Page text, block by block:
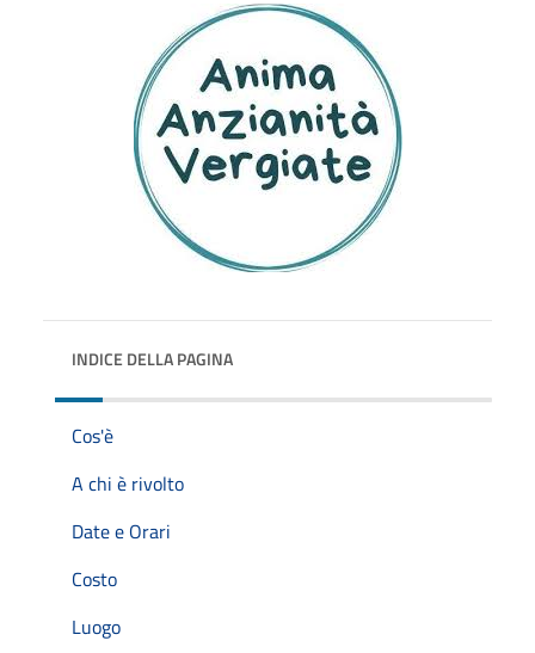
INDICE DELLA PAGINA
Cos'è
A chi è rivolto
Date e Orari
Costo
Luogo